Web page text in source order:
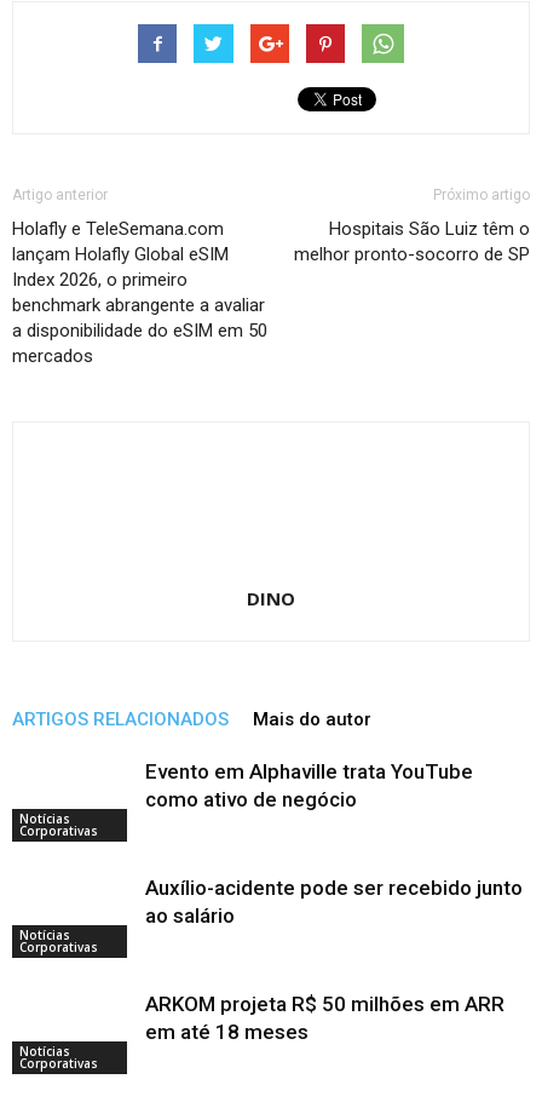
Artigo anterior
Holafly e TeleSemana.com
lançam Holafly Global eSIM
Index 2026, o primeiro
benchmark abrangente a avaliar
a disponibilidade do eSIM em 50
mercados
Próximo artigo
Hospitais São Luiz têm o
melhor pronto-socorro de SP
DINO
ARTIGOS RELACIONADOS Mais do autor
Notícias
Corporativas
Evento em Alphaville trata YouTube
como ativo de negócio
Notícias
Corporativas
Auxílio-acidente pode ser recebido junto
ao salário
Notícias
Corporativas
ARKOM projeta R$ 50 milhões em ARR
em até 18 meses